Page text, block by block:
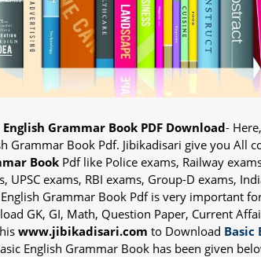
English Grammar Book PDF Download-
Grammar Book Pdf. Jibikadisari give you All
Book Pdf like Police exams, Railway
UPSC exams, RBI exams, Group-D exams,
English Grammar Book Pdf is very important
GK, GI, Math, Question Paper, Current
www.jibikadisari.com to Download Basic
English Grammar Book has been given